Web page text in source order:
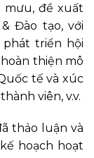
mưu, đề xuất
Đào tạo, với
phát triển hội
thiện mô
tế và xúc
viên, v.v.
thảo luận và
hoạch hoạt